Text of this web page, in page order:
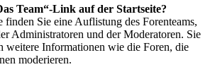
Team“-Link auf der Startseite?
finden Sie eine Auflistung des Forenteams,
Administratoren und der Moderatoren. Sie
weitere Informationen wie die Foren, die
moderieren.